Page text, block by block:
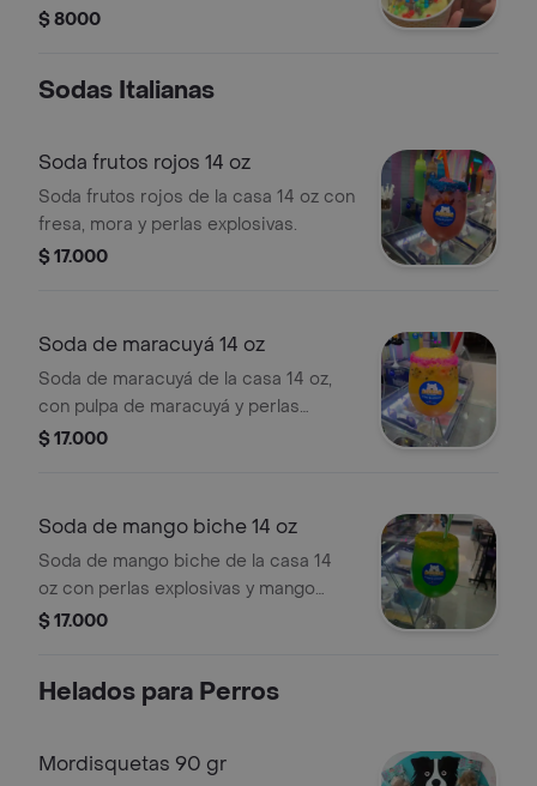
$ 8000
Sodas Italianas
Soda frutos rojos 14 oz
Soda frutos rojos de la casa 14 oz con
fresa, mora y perlas explosivas.
$ 17.000
Soda de maracuyá 14 oz
Soda de maracuyá de la casa 14 oz,
con pulpa de maracuyá y perlas
explosivas.
$ 17.000
Soda de mango biche 14 oz
Soda de mango biche de la casa 14
oz con perlas explosivas y mango
picado.
$ 17.000
Helados para Perros
Mordisquetas 90 gr